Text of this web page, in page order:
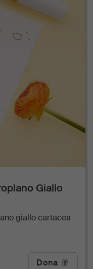
Giallo
giallo cartacea
Dona